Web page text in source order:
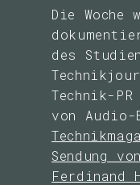
Die Woche
des
Technik-
von
Sendung